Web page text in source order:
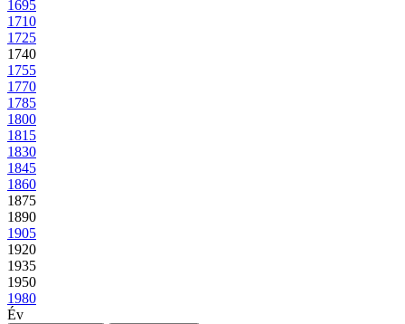
1695
1710
1725
1740
1755
1770
1785
1800
1815
1830
1845
1860
1875
1890
1905
1920
1935
1950
1980
Év